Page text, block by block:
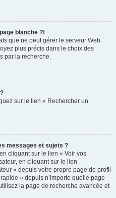
blanche ?!
que ne peut gérer le serveur Web.
plus précis dans le choix des
par la recherche.
sur le lien « Rechercher un
messages et sujets ?
cliquant sur le lien « Voir vos
en cliquant sur le lien
» depuis votre propre page de profil
» depuis n’importe quelle page
la page de recherche avancée et